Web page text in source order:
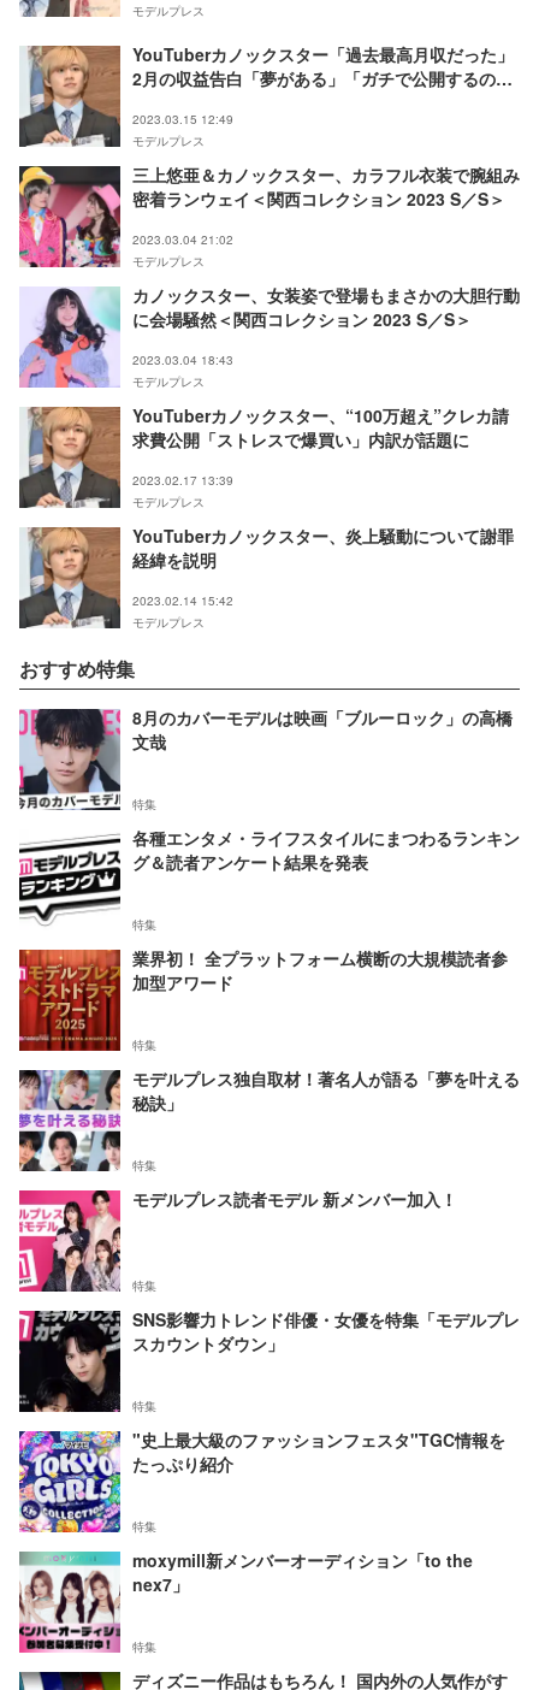
モデルプレス
YouTuberカノックスター「過去最高月収だった」
2月の収益告白「夢がある」「ガチで公開するの好
2023.03.15 12:49
モデルプレス
三上悠亜＆カノックスター、カラフル衣装で腕組み
密着ランウェイ＜関西コレクション 2023 S／S＞
2023.03.04 21:02
モデルプレス
カノックスター、女装姿で登場もまさかの大胆行動
に会場騒然＜関西コレクション 2023 S／S＞
2023.03.04 18:43
モデルプレス
YouTuberカノックスター、“100万超え”クレカ請
求費公開「ストレスで爆買い」内訳が話題に
2023.02.17 13:39
モデルプレス
YouTuberカノックスター、炎上騒動について謝罪
経緯を説明
2023.02.14 15:42
モデルプレス
おすすめ特集
8月のカバーモデルは映画「ブルーロック」の高橋
文哉
特集
各種エンタメ・ライフスタイルにまつわるランキン
グ＆読者アンケート結果を発表
特集
業界初！ 全プラットフォーム横断の大規模読者参
加型アワード
特集
モデルプレス独自取材！著名人が語る「夢を叶える
秘訣」
特集
モデルプレス読者モデル 新メンバー加入！
特集
SNS影響力トレンド俳優・女優を特集「モデルプレ
スカウントダウン」
特集
"史上最大級のファッションフェスタ"TGC情報を
たっぷり紹介
特集
moxymill新メンバーオーディション「to the
nex7」
特集
ディズニー作品はもちろん！ 国内外の人気作がす